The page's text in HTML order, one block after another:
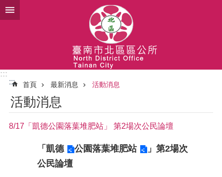
跳到主要內容區塊
:::
:::
首頁 最新消息 活動消息
活動消息
8/17「凱德公園落葉堆肥站」 第2場次公民論壇
「 凱德 公園落葉堆肥站
」第2場次
公民論壇